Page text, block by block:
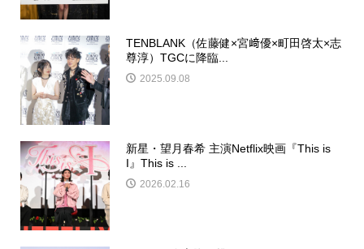
TENBLANK（佐藤健×宮﨑優×町田啓太×志
尊淳）TGCに降臨...
2025.09.08
新星・望月春希 主演Netflix映画『This is
I』This is ...
2026.02.16